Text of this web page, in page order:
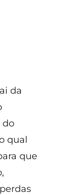
da
do
qual
que